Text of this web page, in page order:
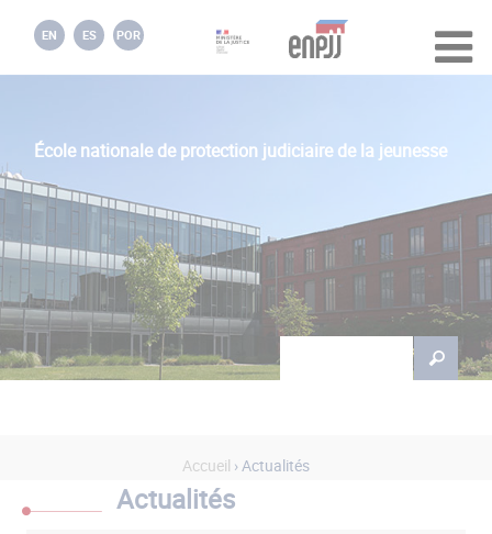
École nationale de protection judiciaire de la jeunesse
EN ES POR
Formulaire de
Vous êtes ici
Accueil ›Actualités
Actualités